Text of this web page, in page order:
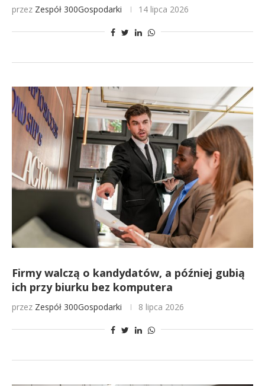
przez Zespół 300Gospodarki 14 lipca 2026
Firmy walczą o kandydatów, a później gubią
ich przy biurku bez komputera
przez Zespół 300Gospodarki 8 lipca 2026